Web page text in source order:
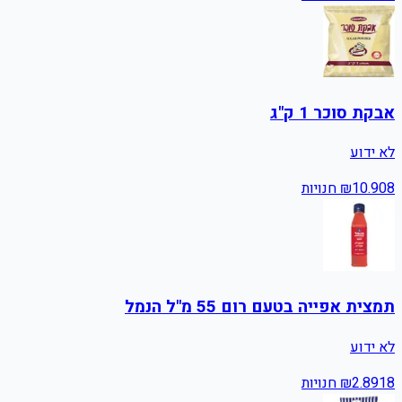
אבקת סוכר 1 ק"ג
לא ידוע
₪10.908 חנויות
תמצית אפייה בטעם רום 55 מ"ל הנמל
לא ידוע
₪2.8918 חנויות